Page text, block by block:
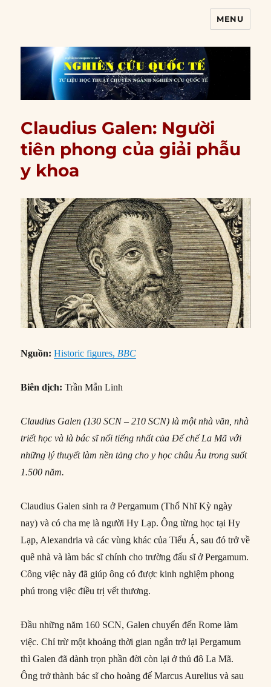
MENU
Claudius Galen: Người
tiên phong của giải phẫu
y khoa
Nguồn:Historic figures,BBC
Biên dịch: Trần Mẫn Linh
Claudius Galen (130 SCN – 210 SCN) là một nhà văn, nhà
triết học và là bác sĩ nổi tiếng nhất của Đế chế La Mã với
những lý thuyết làm nền tảng cho y học châu Âu trong suốt
1.500 năm.
Claudius Galen sinh ra ở Pergamum (Thổ Nhĩ Kỳ ngày
nay) và có cha mẹ là người Hy Lạp. Ông từng học tại Hy
Lạp, Alexandria và các vùng khác của Tiểu Á, sau đó trở về
quê nhà và làm bác sĩ chính cho trường đấu sĩ ở Pergamum.
Công việc này đã giúp ông có được kinh nghiệm phong
phú trong việc điều trị vết thương.
Đầu những năm 160 SCN, Galen chuyển đến Rome làm
việc. Chỉ trừ một khoảng thời gian ngắn trở lại Pergamum
thì Galen đã dành trọn phần đời còn lại ở thủ đô La Mã.
Ông trở thành bác sĩ cho hoàng đế Marcus Aurelius và sau